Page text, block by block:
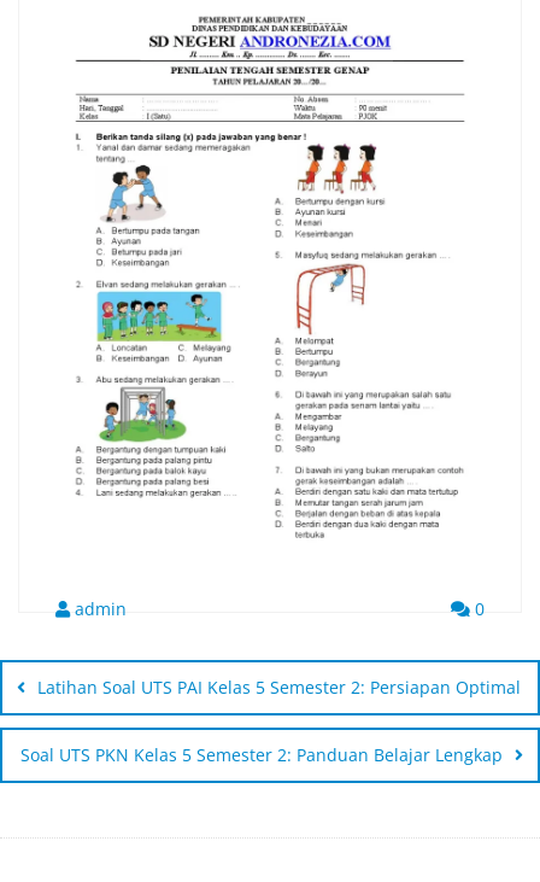
admin 0
Latihan Soal UTS PAI Kelas 5 Semester 2: Persiapan Optimal
Soal UTS PKN Kelas 5 Semester 2: Panduan Belajar Lengkap